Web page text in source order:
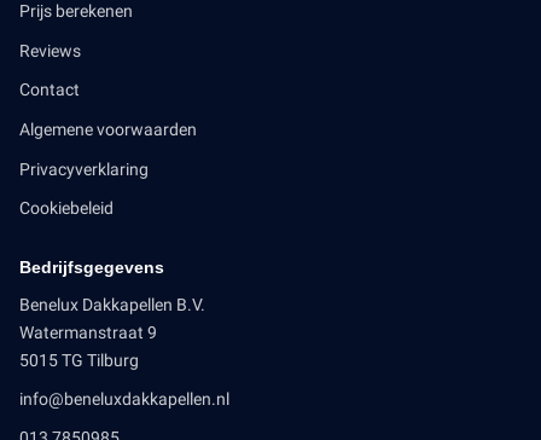
Prijs berekenen
Reviews
Contact
Algemene voorwaarden
Privacyverklaring
Cookiebeleid
Bedrijfsgegevens
Benelux Dakkapellen B.V.
Watermanstraat 9
5015 TG Tilburg
info@beneluxdakkapellen.nl